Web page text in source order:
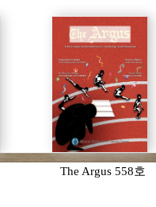
The Argus 558호